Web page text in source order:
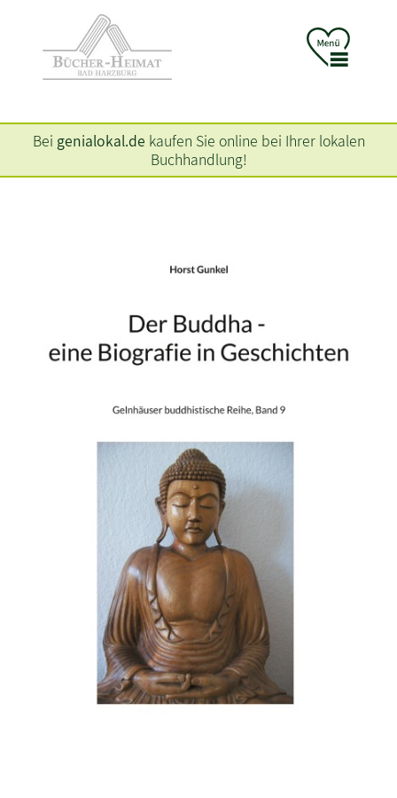
Bei genialokal.de kaufen Sie online bei Ihrer lokalen
Buchhandlung!